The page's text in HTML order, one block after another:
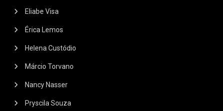
Eliabe Visa
Érica Lemos
Helena Custódio
Márcio Torvano
Nancy Nasser
Pryscila Souza